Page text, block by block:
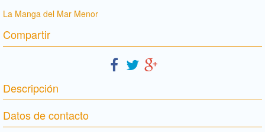
La Manga del Mar Menor
Compartir
Descripción
Datos de contacto